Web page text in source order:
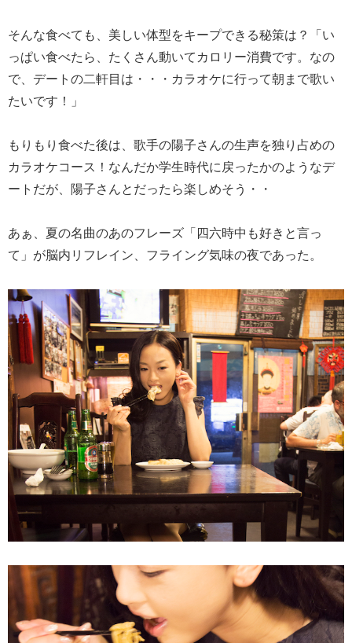
そんな食べても、美しい体型をキープできる秘策は？「い
っぱい食べたら、たくさん動いてカロリー消費です。なの
で、デートの二軒目は・・・カラオケに行って朝まで歌い
たいです！」
もりもり食べた後は、歌手の陽子さんの生声を独り占めの
カラオケコース！なんだか学生時代に戻ったかのようなデ
ートだが、陽子さんとだったら楽しめそう・・
あぁ、夏の名曲のあのフレーズ「四六時中も好きと言っ
て」が脳内リフレイン、フライング気味の夜であった。